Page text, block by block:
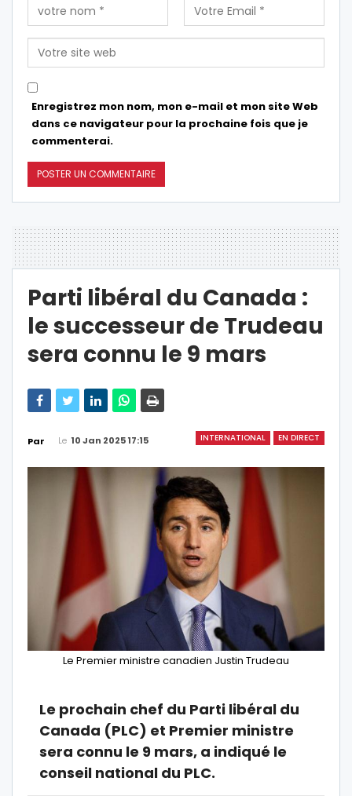
Enregistrez mon nom, mon e-mail et mon site Web
dans ce navigateur pour la prochaine fois que je
commenterai.
Parti libéral du Canada :
le successeur de Trudeau
sera connu le 9 mars
INTERNATIONAL EN DIRECT
Par Le 10 Jan 2025 17:15
Le Premier ministre canadien Justin Trudeau
Le prochain chef du Parti libéral du
Canada (PLC) et Premier ministre
sera connu le 9 mars, a indiqué le
conseil national du PLC.